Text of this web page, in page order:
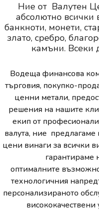
Ние от Валутен
абсолютно всички
банкноти, монети,
злато, сребро,
камъни. Всеки
Водеща финансова
търговия, покупко-
ценни метали,
решения на нашите
екип от
валута, ние
цени винаги за всички
гарантираме
оптималните
технологичния
персонализираното
висококачествени